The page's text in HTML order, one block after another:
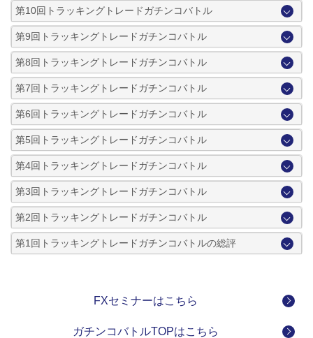
第10回トラッキングトレードガチンコバトル
第9回トラッキングトレードガチンコバトル
第8回トラッキングトレードガチンコバトル
第7回トラッキングトレードガチンコバトル
第6回トラッキングトレードガチンコバトル
第5回トラッキングトレードガチンコバトル
第4回トラッキングトレードガチンコバトル
第3回トラッキングトレードガチンコバトル
第2回トラッキングトレードガチンコバトル
第1回トラッキングトレードガチンコバトルの総評
FXセミナーはこちら
ガチンコバトルTOPはこちら